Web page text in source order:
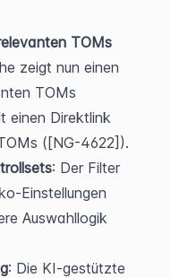
TOMs
zeigt nun einen
TOMs
einen Direktlink
([NG-4622]).
: Der Filter
Einstellungen
Auswahllogik
: Die KI-gestützte